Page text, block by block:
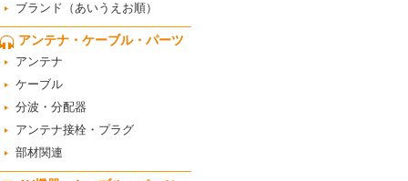
ブランド（あいうえお順）
アンテナ・ケーブル・パーツ
アンテナ
ケーブル
分波・分配器
アンテナ接栓・プラグ
部材関連